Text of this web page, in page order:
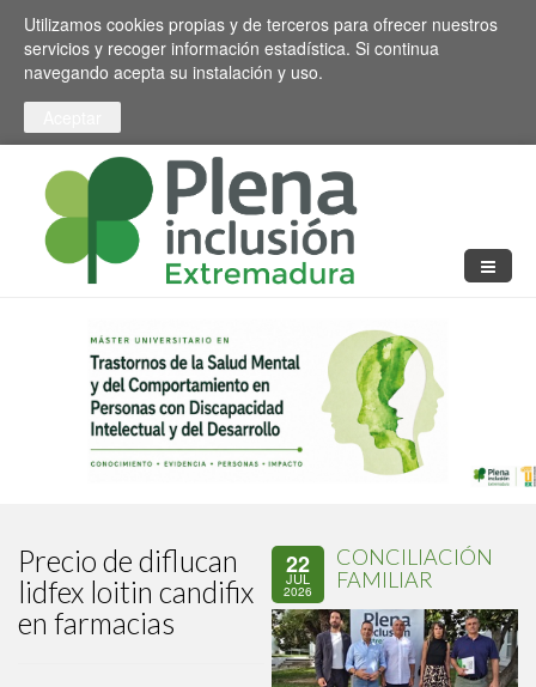
Pasar al contenido principal
Toggle high contrast
Utilizamos cookies propias y de terceros para ofrecer nuestros
servicios y recoger información estadística. Si continua
navegando acepta su instalación y uso.
Precio de diflucan
lidfex loitin candifix
en farmacias
22
JUL
2026
CONCILIACIÓN
FAMILIAR